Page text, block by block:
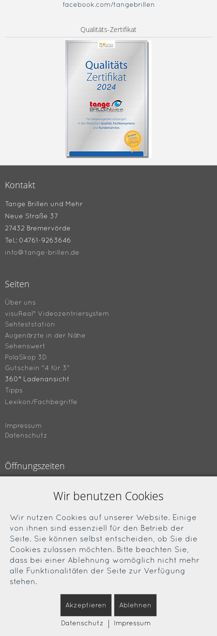
facebook.com/tangebrillen
Qualitäts-Zertifikat
Kontakt
Tange Brillen und Mehr
Neue Straße 37
27432 Bremervörde
Tel.: 04761-9263646
info@tange-brillen.de
Seiten
Über uns
visuReal® Videozentriersystem
Sehteststation
Augenärzte in der Nähe
Sehenswert
PolaSkop 3D
Gutschein "4 für 3"
360° Ladenansicht
Tipps
Lexikon/Fachbegriffe
Impressum
Datenschutz
Öffnungszeiten
09.00 bis 18.00 Uhr
Samstag
09.00 bis 13.00 Uhr
Soziale Medien
Facebook
Wir benutzen Cookies
Wir nutzen Cookies auf unserer Website. Einige
von ihnen sind essenziell für den Betrieb der
Seite. Sie können selbst entscheiden, ob Sie die
Cookies zulassen möchten. Bitte beachten Sie,
dass bei einer Ablehnung womöglich nicht mehr
alle Funktionalitäten der Seite zur Verfügung
stehen.
Akzeptieren Ablehnen
Datenschutz | Impressum